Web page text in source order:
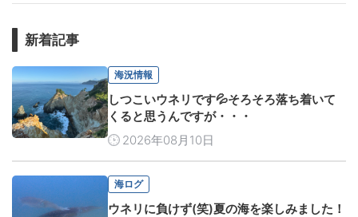
新着記事
海況情報
しつこいウネリです💦そろそろ落ち着いて
くると思うんですが・・・
2026年08月10日
海ログ
ウネリに負けず(笑)夏の海を楽しみました！